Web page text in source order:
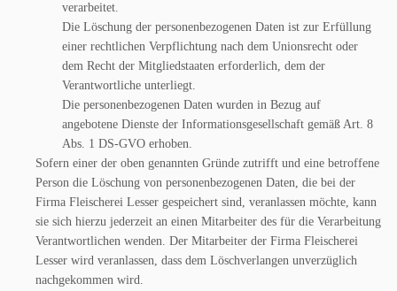
verarbeitet.
Die Löschung der personenbezogenen Daten ist zur Erfüllung
einer rechtlichen Verpflichtung nach dem Unionsrecht oder
dem Recht der Mitgliedstaaten erforderlich, dem der
Verantwortliche unterliegt.
Die personenbezogenen Daten wurden in Bezug auf
angebotene Dienste der Informationsgesellschaft gemäß Art. 8
Abs. 1 DS-GVO erhoben.
Sofern einer der oben genannten Gründe zutrifft und eine betroffene
Person die Löschung von personenbezogenen Daten, die bei der
Firma Fleischerei Lesser gespeichert sind, veranlassen möchte, kann
sie sich hierzu jederzeit an einen Mitarbeiter des für die Verarbeitung
Verantwortlichen wenden. Der Mitarbeiter der Firma Fleischerei
Lesser wird veranlassen, dass dem Löschverlangen unverzüglich
nachgekommen wird.